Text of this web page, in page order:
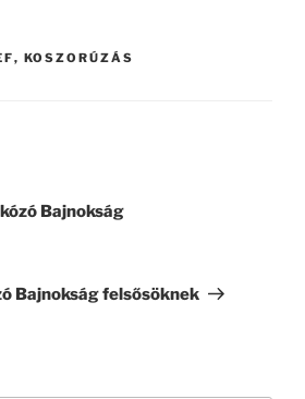
, KOSZORÚZÁS
Bajnokság
Bajnokság felsősöknek